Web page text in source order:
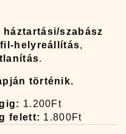
szabász
helyreállítás,
.
történik.
1.200Ft
felett: 1.800Ft